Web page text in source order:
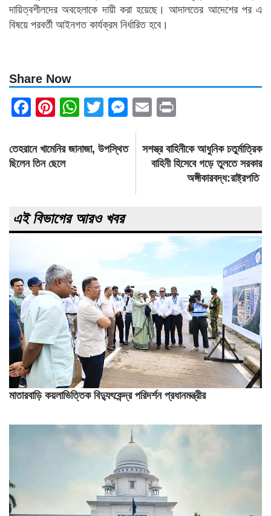
দায়িত্বশীলদের অবহেলাকে দায়ী করা হয়েছে। আদালতের আদেশের পর এ
বিষয়ে পরবর্তী আইনগত কার্যক্রম নির্ধারিত হবে।
Share Now
Facebook
Pinterest
WhatsApp
TwitterMessenger
Email
navigation
তেহরানে খামেনির জানাজা, উপস্থিত
ছিলেন তিন ছেলে
সশস্ত্র বাহিনীকে আধুনিক চতুর্মাত্রিক
বাহিনী হিসেবে গড়ে তুলতে সরকার
অঙ্গীকারবদ্ধ:রাষ্ট্রপতি
এই বিভাগের আরও খবর
মাতারবাড়ি কয়লাভিত্তিক বিদ্যুৎকেন্দ্র পরিদর্শন প্রধানমন্ত্রীর